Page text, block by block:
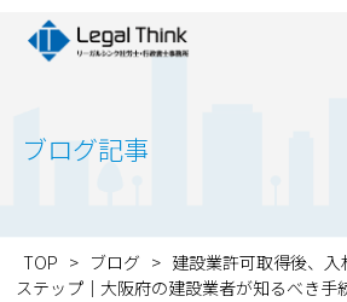
ブログ記事
TOP > ブログ > 建設業許可取得後、
ステップ｜大阪府の建設業者が知るべき手